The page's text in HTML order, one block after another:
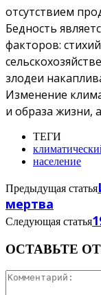
отсутствием
Бедность
факторов:
злодеи
Изменение
и образа жизни,
ТЕГИ
население
Предыдущая статья
мертва
Следующая статья
ОСТАВЬТЕ